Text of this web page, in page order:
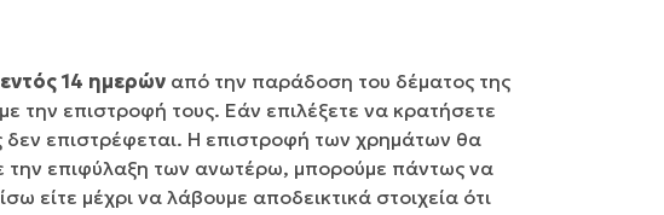
14 ημερών από την παράδοση του δέματος της
την επιστροφή τους. Εάν επιλέξετε να κρατήσετε
δεν επιστρέφεται. Η επιστροφή των χρημάτων θα
την επιφύλαξη των ανωτέρω, μπορούμε πάντως να
είτε μέχρι να λάβουμε αποδεικτικά στοιχεία ότι